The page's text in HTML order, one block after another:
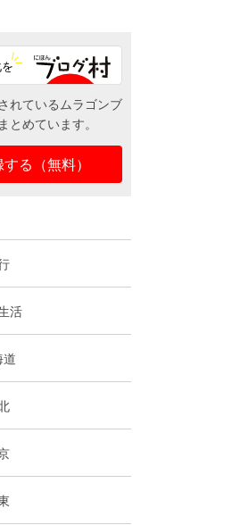
れているムラゴンブ
とめています。
る（無料）
活